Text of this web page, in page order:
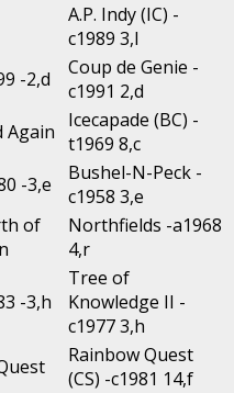
A.P. Indy (IC) -
c1989 3,l
-2,d
Coup de Genie -
c1991 2,d
Again
Icecapade (BC) -
t1969 8,c
-3,e
Bushel-N-Peck -
c1958 3,e
of
Northfields -a1968
4,r
-3,h
Tree of
Knowledge II -
c1977 3,h
Rainbow Quest
(CS) -c1981 14,f